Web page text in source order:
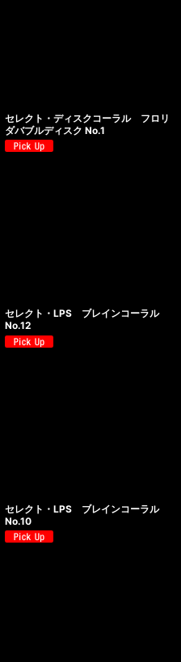
セレクト・ディスクコーラル フロリ
ダバブルディスク No.1
セレクト・LPS ブレインコーラル
No.12
セレクト・LPS ブレインコーラル
No.10